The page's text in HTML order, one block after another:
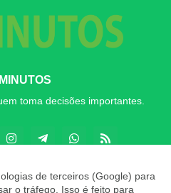
toma decisões importantes.
de terceiros (Google) para
o tráfego. Isso é feito para